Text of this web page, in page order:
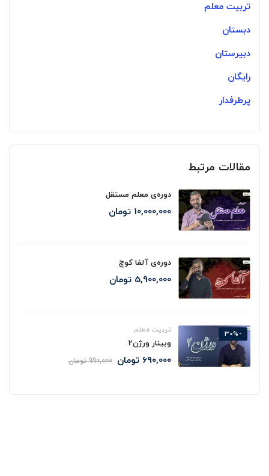
تربیت معلم
دبستان
دبیرستان
رایگان
پرطرفدار
مقالات مرتبط
دوره‌ی معلم مستقل
10,000,000 تومان
دوره‌ی آلفا کوچ
5,900,000 تومان
-30% تربیت معلم
وبینار ورژن2
690,000 تومان 990,000 تومان